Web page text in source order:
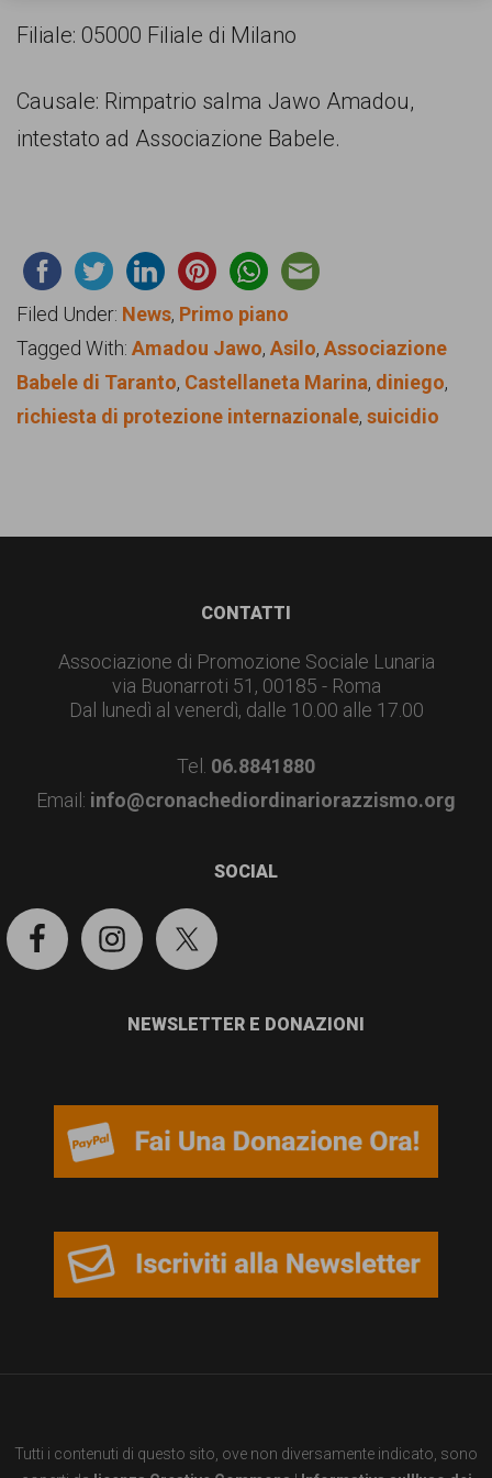
Filiale: 05000 Filiale di Milano
Causale: Rimpatrio salma Jawo Amadou,
intestato ad Associazione Babele.
Filed Under: News, Primo piano
Tagged With: Amadou Jawo, Asilo, Associazione
Babele di Taranto, Castellaneta Marina, diniego,
richiesta di protezione internazionale, suicidio
CONTATTI
Associazione di Promozione Sociale Lunaria
via Buonarroti 51, 00185 - Roma
Dal lunedì al venerdì, dalle 10.00 alle 17.00
Tel. 06.8841880
Email: info@cronachediordinariorazzismo.org
SOCIAL
NEWSLETTER E DONAZIONI
Tutti i contenuti di questo sito, ove non diversamente indicato, sono